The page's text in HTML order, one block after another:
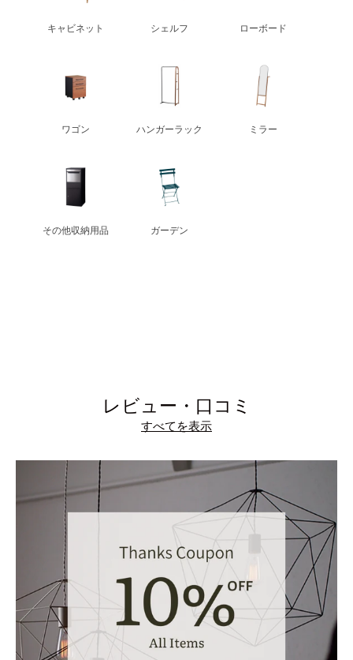
キャビネット シェルフ ローボード
ワゴン ハンガーラック ミラー
その他収納用品 ガーデン
レビュー・口コミ
すべてを表示